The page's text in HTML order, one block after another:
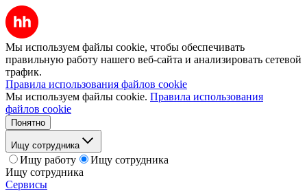
Мы используем файлы cookie, чтобы обеспечивать
правильную работу нашего веб-сайта и анализировать сетевой
трафик.
Правила использования файлов cookie
Мы используем файлы cookie. Правила использования
файлов cookie
Понятно
Ищу сотрудника
Ищу работу
Ищу сотрудника
Ищу сотрудника
Сервисы